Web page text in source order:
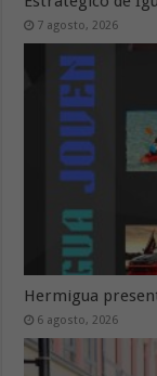
7 agosto, 2026
Hermigua
6 agosto, 2026